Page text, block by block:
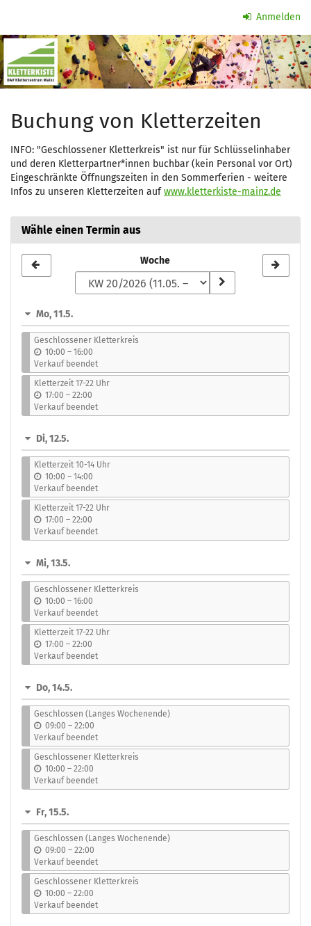
Inhalt
springen
Anmelden
Kletterzeit
Buchung von Kletterzeiten
INFO: "Geschlossener Kletterkreis" ist nur für Schlüsselinhaber
und deren Kletterpartner*innen buchbar (kein Personal vor Ort)
Eingeschränkte Öffnungszeiten in den Sommerferien - weitere
Infos zu unseren Kletterzeiten aufwww.kletterkiste-mainz.de
Wähle einen Termin aus
zur
auswählen
Woche
Mo, 11.5.
Geschlossener Kletterkreis
10:00 –b
i
s
16:00
Verkauf beendet
Kletterzeit 17-22 Uhr
17:00 –b
i
s
22:00
Verkauf beendet
Di, 12.5.
Kletterzeit 10-14 Uhr
10:00 –b
i
s
14:00
Verkauf beendet
Kletterzeit 17-22 Uhr
17:00 –b
i
s
22:00
Verkauf beendet
Mi, 13.5.
Geschlossener Kletterkreis
10:00 –b
i
s
16:00
Verkauf beendet
Kletterzeit 17-22 Uhr
17:00 –b
i
s
22:00
Verkauf beendet
Do, 14.5.
Geschlossen (Langes Wochenende)
09:00 –b
i
s
22:00
Verkauf beendet
Geschlossener Kletterkreis
10:00 –b
i
s
22:00
Verkauf beendet
Fr, 15.5.
Geschlossen (Langes Wochenende)
09:00 –b
i
s
22:00
Verkauf beendet
Geschlossener Kletterkreis
10:00 –b
i
s
22:00
Verkauf beendet